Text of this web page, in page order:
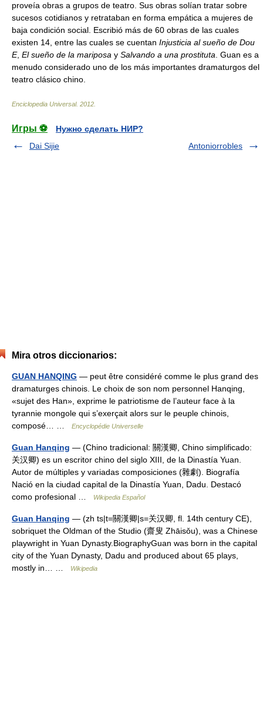
proveía obras a grupos de teatro. Sus obras solían tratar sobre
sucesos cotidianos y retrataban en forma empática a mujeres de
baja condición social. Escribió más de 60 obras de las cuales
existen 14, entre las cuales se cuentan Injusticia al sueño de Dou
E, El sueño de la mariposa y Salvando a una prostituta . Guan es a
menudo considerado uno de los más importantes dramaturgos del
teatro clásico chino.
Enciclopedia Universal. 2012
Игры ⚽
Нужно сделать НИР?
Dai Sijie
Antoniorrobles
Mira otros diccionarios:
GUAN HANQING — peut être considéré comme le plus grand des
dramaturges chinois. Le choix de son nom personnel Hanqing,
«sujet des Han», exprime le patriotisme de l’auteur face à la
tyrannie mongole qui s’exerçait alors sur le peuple chinois,
composé… …
Encyclopédie Universelle
Guan Hanqing — (Chino tradicional: 關漢卿, Chino simplificado:
关汉卿) es un escritor chino del siglo XIII, de la Dinastía Yuan.
Autor de múltiples y variadas composiciones (雜劇). Biografía
Nació en la ciudad capital de la Dinastía Yuan, Dadu. Destacó
como profesional …
Wikipedia Español
Guan Hanqing — (zh ts|t=關漢卿|s=关汉卿, fl. 14th century CE),
sobriquet the Oldman of the Studio (齋叟 Zhāisǒu), was a Chinese
playwright in Yuan Dynasty.BiographyGuan was born in the capital
city of the Yuan Dynasty, Dadu and produced about 65 plays,
mostly in… …
Wikipedia